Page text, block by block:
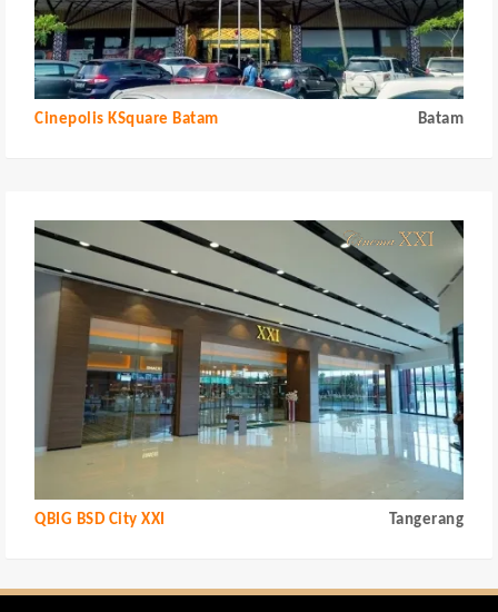
Cinepolis KSquare Batam Batam
QBIG BSD City XXI Tangerang